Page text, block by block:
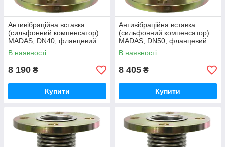
Антивібраційна вставка
(сильфонний компенсатор)
MADAS, DN40, фланцевий
В наявності
8 190 ₴
Купити
Антивібраційна вставка
(сильфонний компенсатор)
MADAS, DN50, фланцевий
В наявності
8 405 ₴
Купити